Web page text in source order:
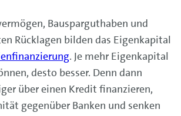
Bausparguthaben und
Rücklagen bilden das Eigenkapital
. Je mehr Eigenkapital
desto besser. Denn dann
über einen Kredit finanzieren,
gegenüber Banken und senken